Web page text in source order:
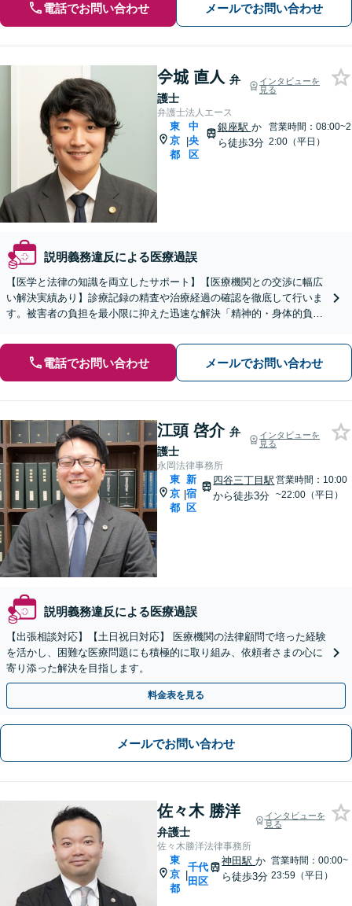
電話でお問い合わせ メールでお問い合わせ
𫝆城 直人 弁
護士
インタビューを
見る
弁護士法人エース
東
京
都
|
中
央
区
銀座駅 か
ら徒歩3分
営業時間：08:00~2
2:00（平日）
説明義務違反による医療過誤
【医学と法律の知識を両立したサポート】【医療機関との交渉に幅広
い解決実績あり】診療記録の精査や治療経過の確認を徹底して行いま
す。被害者の負担を最小限に抑えた迅速な解決「精神的・身体的負担
電話でお問い合わせ メールでお問い合わせ
江頭 啓介 弁
護士
インタビューを
見る
永岡法律事務所
東
京
都
|
新
宿
区
四谷三丁目駅
から徒歩3分
営業時間：10:00
~22:00（平日）
説明義務違反による医療過誤
【出張相談対応】【土日祝日対応】 医療機関の法律顧問で培った経験
を活かし、困難な医療問題にも積極的に取り組み、依頼者さまの心に
寄り添った解決を目指します。
料金表を見る
メールでお問い合わせ
佐々木 勝洋
弁護士
インタビューを
見る
佐々木勝洋法律事務所
東
京
都
|
千代
田区
神田駅か
ら徒歩3分
営業時間：00:00~
23:59（平日）